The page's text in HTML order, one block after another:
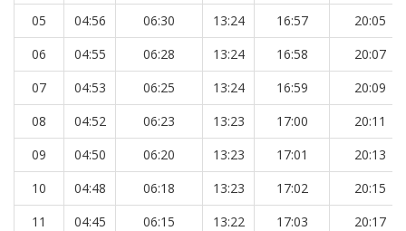
05
04:56 06:30 13:24 16:57
20:05
06
04:55 06:28 13:24 16:58
20:07
07
04:53 06:25 13:24 16:59
20:09
08
04:52 06:23 13:23 17:00
20:11
09
04:50 06:20 13:23 17:01
20:13
10
04:48 06:18 13:23 17:02
20:15
11
04:45 06:15 13:22 17:03
20:17